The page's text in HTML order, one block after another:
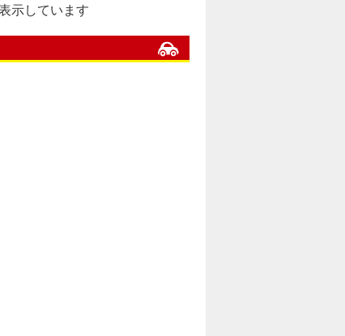
示しています